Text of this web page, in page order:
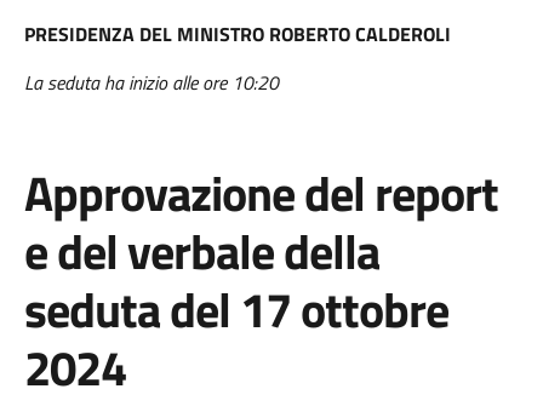
PRESIDENZA DEL MINISTRO ROBERTO CALDEROLI
La seduta ha inizio alle ore 10:20
Approvazione del report
e del verbale della
seduta del 17 ottobre
2024